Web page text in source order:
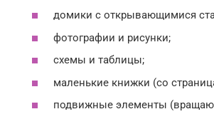
домики с открывающимися
фотографии и рисунки;
схемы и таблицы;
маленькие книжки (со
подвижные элементы